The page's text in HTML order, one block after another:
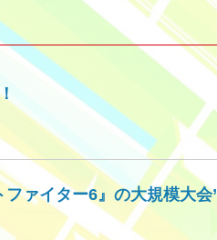
ァイター6』の大規模大